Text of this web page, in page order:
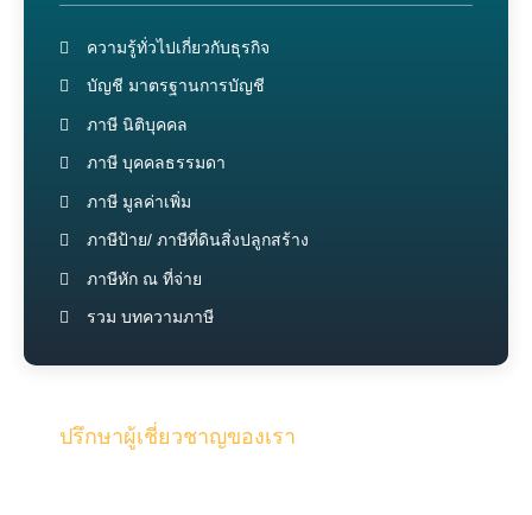
ความรู้ทั่วไปเกี่ยวกับธุรกิจ
บัญชี มาตรฐานการบัญชี
ภาษี นิติบุคคล
ภาษี บุคคลธรรมดา
ภาษี มูลค่าเพิ่ม
ภาษีป้าย/ ภาษีที่ดินสิ่งปลูกสร้าง
ภาษีหัก ณ ที่จ่าย
รวม บทความภาษี
ปรึกษาผู้เชี่ยวชาญของเรา